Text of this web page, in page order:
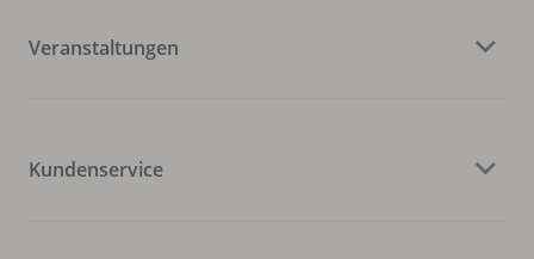
Veranstaltungen
Kundenservice